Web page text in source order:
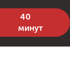
40
минут